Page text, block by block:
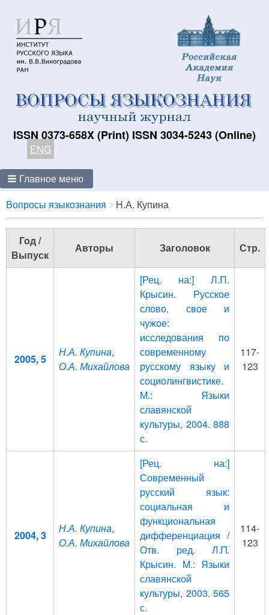
ISSN 0373-658X (Print) ISSN 3034-5243 (Online)
ENG
Главное меню
Breadcrumbs
You
are
here:
Вопросы языкознания Н.А. Купина
Год /
Выпуск
Авторы Заголовок Стр.
2005, 5
Н.А. Купина,
О.А. Михайлова
[Рец. на:] Л.П.
Крысин. Русское
слово, свое и
чужое:
исследования по
современному
русскому языку и
социолингвистике.
М.: Языки
славянской
культуры, 2004. 888
с.
117-
123
2004, 3
Н.А. Купина,
О.А. Михайлова
[Рец. на:]
Современный
русский язык:
социальная и
функциональная
дифференциация /
Отв. ред. Л.Π.
Крысин. Μ.: Языки
славянской
культуры, 2003. 565
с.
114-
123